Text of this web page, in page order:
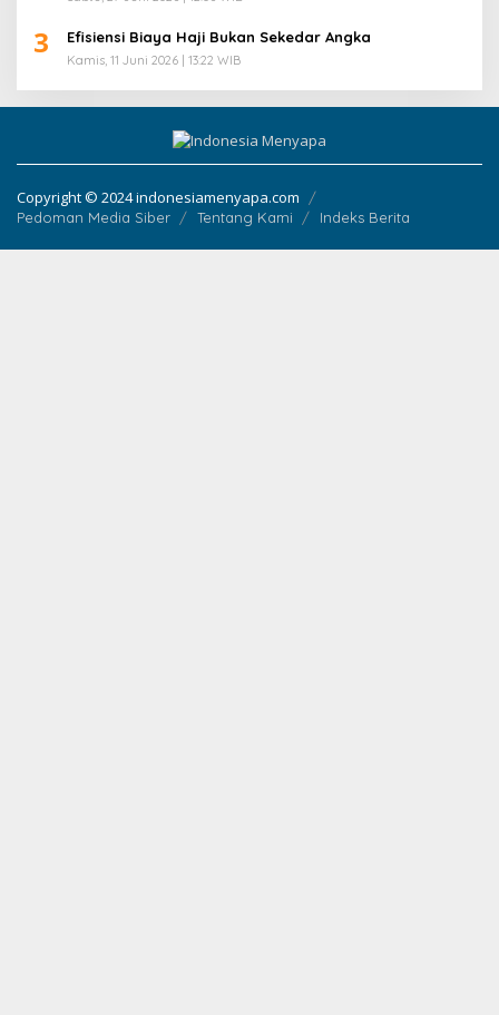
3 Efisiensi Biaya Haji Bukan Sekedar Angka
Kamis, 11 Juni 2026 | 13:22 WIB
Copyright © 2024 indonesiamenyapa.com
Pedoman Media Siber Tentang Kami Indeks Berita